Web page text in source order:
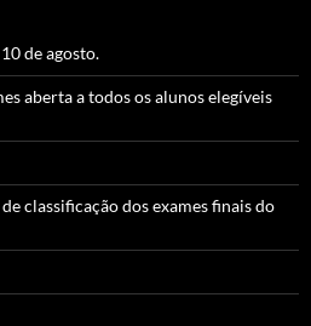
de agosto.
aberta a todos os alunos elegíveis
classificação dos exames finais do